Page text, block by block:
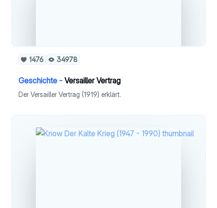
1476 34978
Geschichte - Versailler Vertrag
Der Versailler Vertrag (1919) erklärt.